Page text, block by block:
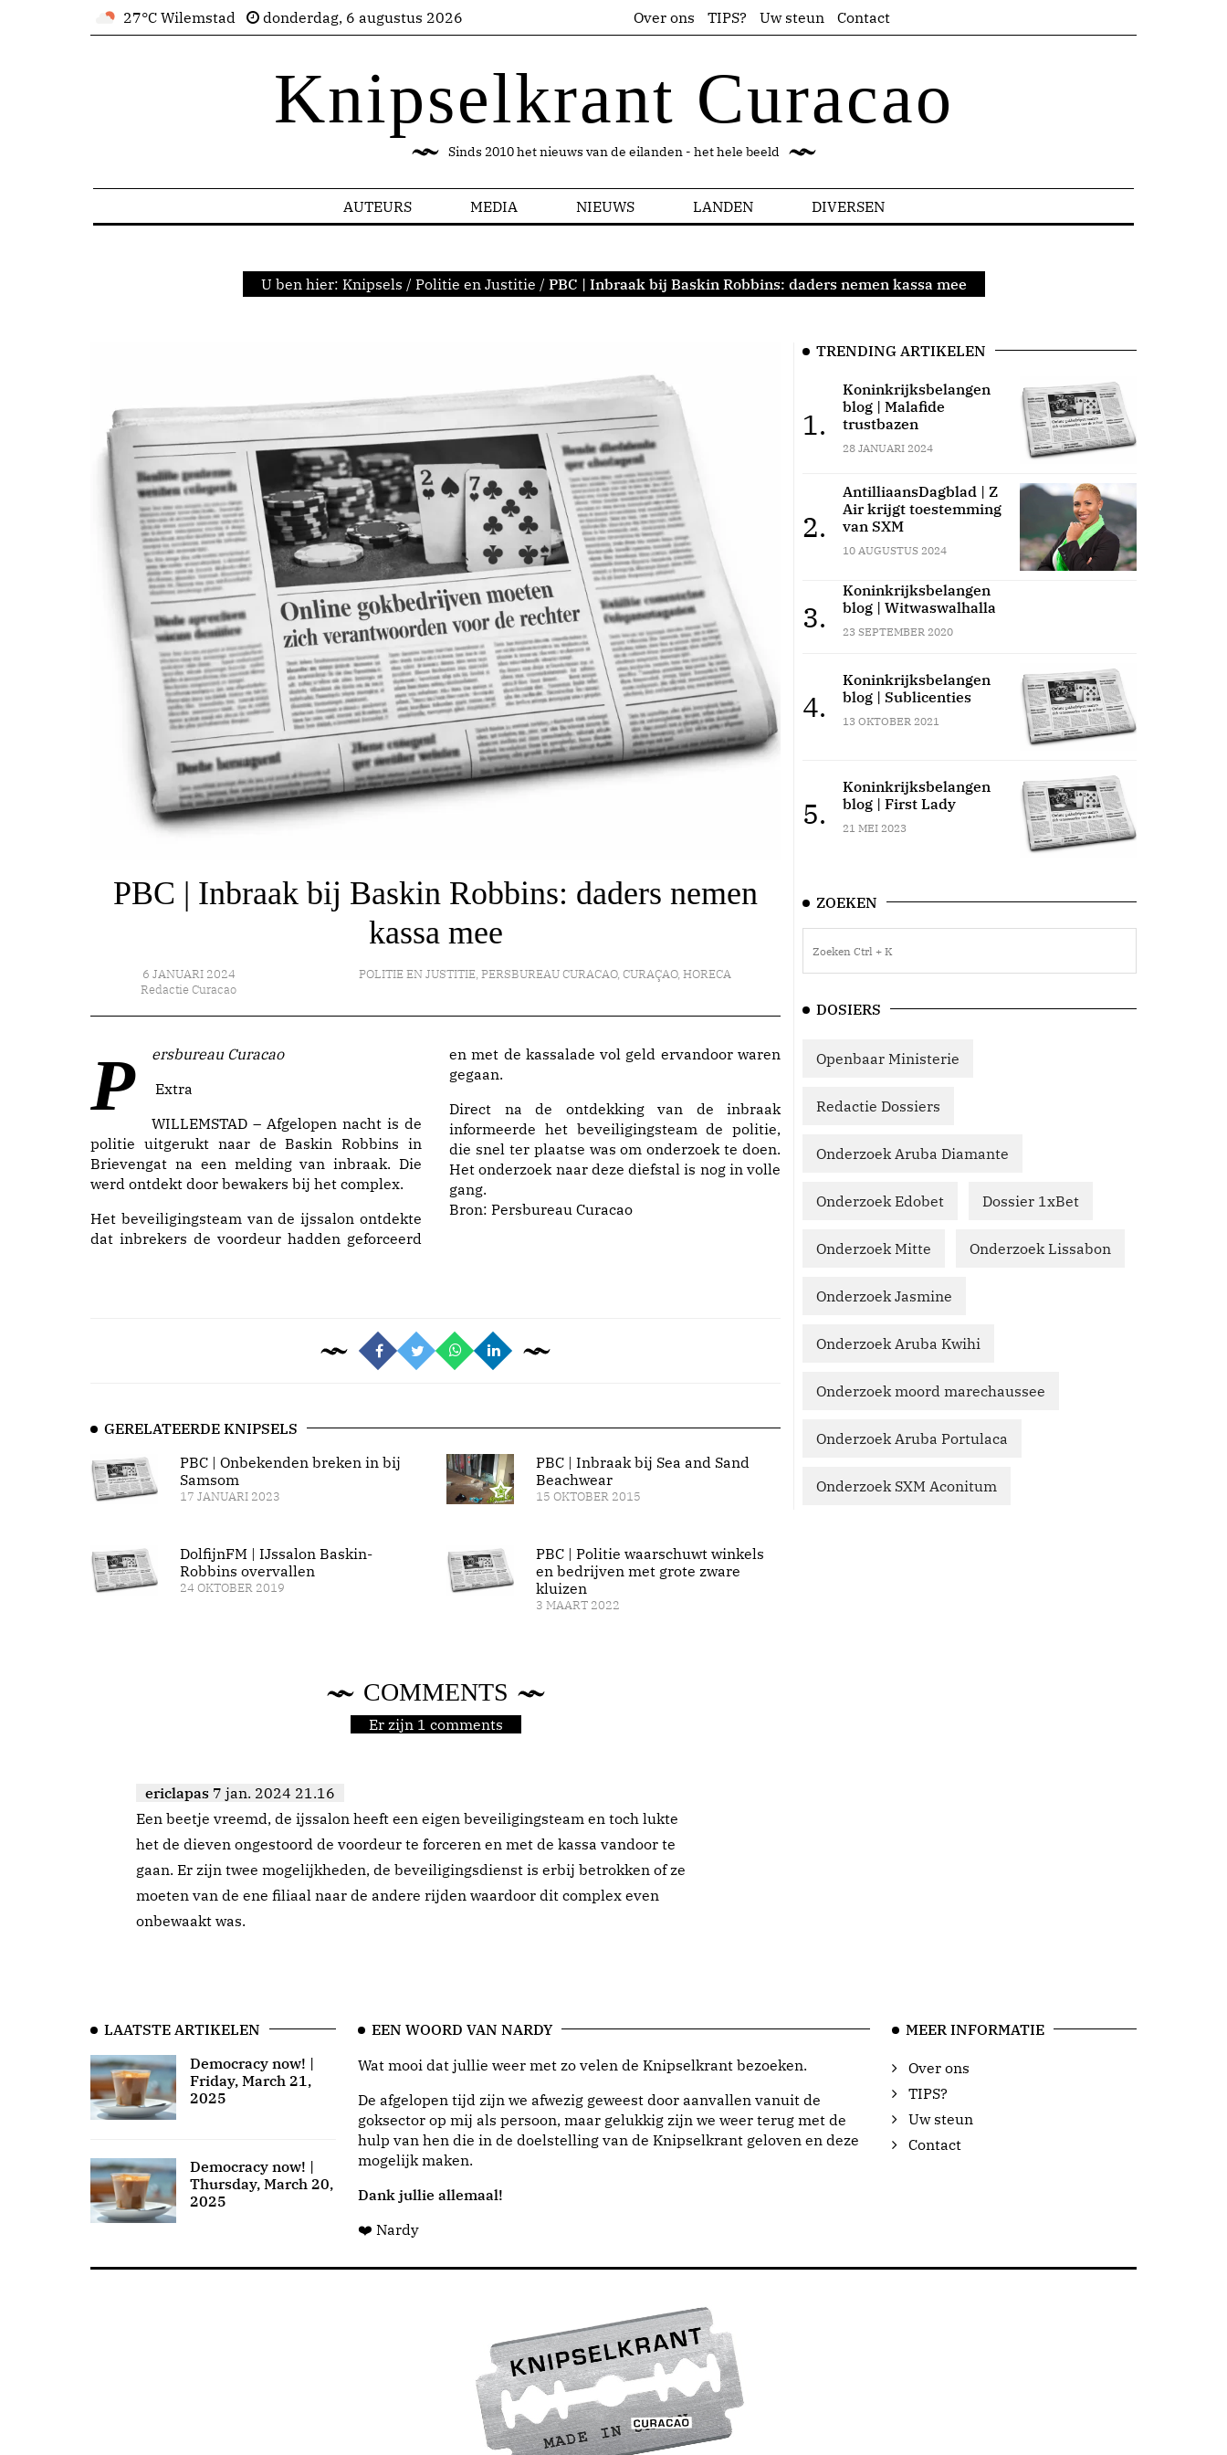
27°C Wilemstad donderdag, 6 augustus 2026 Over ons TIPS? Uw steun Contact
Knipselkrant Curacao
Sinds 2010 het nieuws van de eilanden - het hele beeld
AUTEURS MEDIA NIEUWS LANDEN DIVERSEN
U ben hier: Knipsels / Politie en Justitie / PBC | Inbraak bij Baskin Robbins: daders nemen kassa mee
PBC | Inbraak bij Baskin Robbins: daders nemen
kassa mee
6 JANUARI 2024
Redactie Curacao
POLITIE EN JUSTITIE, PERSBUREAU CURACAO, CURAÇAO, HORECA
Persbureau Curacao
Extra
WILLEMSTAD – Afgelopen nacht is de
politie uitgerukt naar de Baskin Robbins in
Brievengat na een melding van inbraak. Die
werd ontdekt door bewakers bij het complex.
Het beveiligingsteam van de ijssalon ontdekte
dat inbrekers de voordeur hadden geforceerd
en met de kassalade vol geld ervandoor waren
gegaan.
Direct na de ontdekking van de inbraak
informeerde het beveiligingsteam de politie,
die snel ter plaatse was om onderzoek te doen.
Het onderzoek naar deze diefstal is nog in volle
gang.
Bron: Persbureau Curacao
GERELATEERDE KNIPSELS
PBC | Onbekenden breken in bij
Samsom
17 JANUARI 2023
DolfijnFM | IJssalon Baskin-
Robbins overvallen
24 OKTOBER 2019
PBC | Inbraak bij Sea and Sand
Beachwear
15 OKTOBER 2015
PBC | Politie waarschuwt winkels
en bedrijven met grote zware
kluizen
3 MAART 2022
COMMENTS
Er zijn 1 comments
ericlapas 7 jan. 2024 21.16
Een beetje vreemd, de ijssalon heeft een eigen beveiligingsteam en toch lukte
het de dieven ongestoord de voordeur te forceren en met de kassa vandoor te
gaan. Er zijn twee mogelijkheden, de beveiligingsdienst is erbij betrokken of ze
moeten van de ene filiaal naar de andere rijden waardoor dit complex even
onbewaakt was.
TRENDING ARTIKELEN
1.
Koninkrijksbelangen
blog | Malafide
trustbazen
28 JANUARI 2024
2.
AntilliaansDagblad | Z
Air krijgt toestemming
van SXM
10 AUGUSTUS 2024
3.
Koninkrijksbelangen
blog | Witwaswalhalla
23 SEPTEMBER 2020
4.
Koninkrijksbelangen
blog | Sublicenties
13 OKTOBER 2021
5.
Koninkrijksbelangen
blog | First Lady
21 MEI 2023
ZOEKEN
DOSIERS
Openbaar Ministerie
Redactie Dossiers
Onderzoek Aruba Diamante
Onderzoek Edobet Dossier 1xBet
Onderzoek Mitte Onderzoek Lissabon
Onderzoek Jasmine
Onderzoek Aruba Kwihi
Onderzoek moord marechaussee
Onderzoek Aruba Portulaca
Onderzoek SXM Aconitum
LAATSTE ARTIKELEN
Democracy now! |
Friday, March 21,
2025
Democracy now! |
Thursday, March 20,
2025
EEN WOORD VAN NARDY
Wat mooi dat jullie weer met zo velen de Knipselkrant bezoeken.
De afgelopen tijd zijn we afwezig geweest door aanvallen vanuit de
goksector op mij als persoon, maar gelukkig zijn we weer terug met de
hulp van hen die in de doelstelling van de Knipselkrant geloven en deze
mogelijk maken.
Dank jullie allemaal!
❤️ Nardy
MEER INFORMATIE
Over ons
TIPS?
Uw steun
Contact